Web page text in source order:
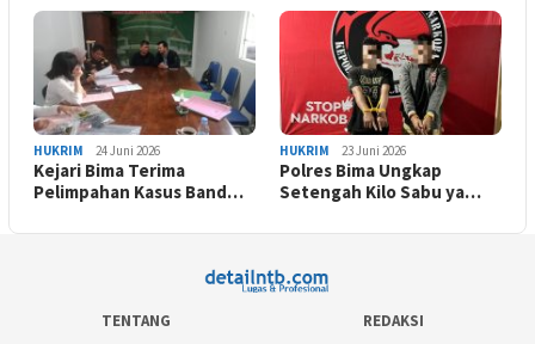
HUKRIM 24 Juni 2026
Kejari Bima Terima
Pelimpahan Kasus Band…
HUKRIM 23 Juni 2026
Polres Bima Ungkap
Setengah Kilo Sabu ya…
TENTANG REDAKSI